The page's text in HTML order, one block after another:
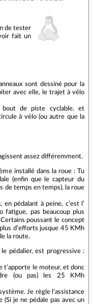
de tester
fait un
sont dessiné pour la
avec elle, le trajet à vélo
bout de piste cyclable, et
à vélo (ou autre que la
assez différemment.
installé dans la roue : Tu
(enfin que le capteur du
de temps en temps), la roue
pédalant à peine, c’est l’
pas beaucoup plus
poussant le concept
d’efforts jusque 45 KMh
la route.
pédalier, est progressive :
t’apporte le moteur, et donc
(ou pas) les 25 KMh
Je règle l’assistance
(Si je ne pédale pas avec un